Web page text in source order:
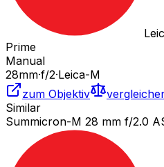
Prime
Manual
28mm·f/2·Leica-M
zum Objektiv
Similar
Summicron-M 28 mm f/2.0